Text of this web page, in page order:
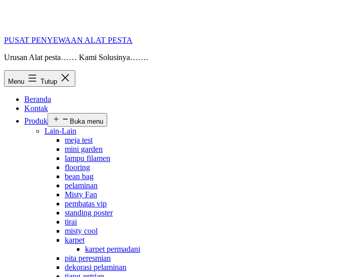
PUSAT PENYEWAAN ALAT PESTA
Urusan Alat pesta…… Kami Solusinya…….
Menu Tutup
Beranda
Kontak
Produk
Buka menu
Lain-Lain
meja test
mini garden
lampu filamen
flooring
bean bag
pelaminan
Misty Fan
pembatas vip
standing poster
tirai
misty cool
karpet
karpet permadani
pita peresmian
dekorasi pelaminan